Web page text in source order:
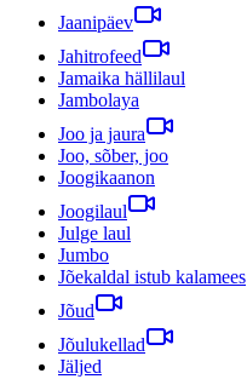
Jaanipäev
Jahitrofeed
Jamaika hällilaul
Jambolaya
Joo ja jaura
Joo, sõber, joo
Joogikaanon
Joogilaul
Julge laul
Jumbo
Jõekaldal istub kalamees
Jõud
Jõulukellad
Jäljed